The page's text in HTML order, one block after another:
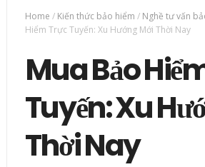
Home / Kiến thức bảo hiểm / Nghề tư vấn
Hiểm Trực Tuyến: Xu Hướng Mới Thời Nay
Mua Bảo
Tuyến: Xu
Thời Nay